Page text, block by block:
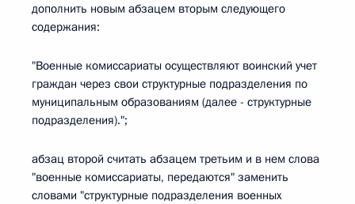
дополнить новым абзацем вторым следующего
содержания:
"Военные комиссариаты осуществляют воинский учет
граждан через свои структурные подразделения по
муниципальным образованиям (далее - структурные
подразделения).";
абзац второй считать абзацем третьим и в нем слова
"военные комиссариаты, передаются" заменить
словами "структурные подразделения военных